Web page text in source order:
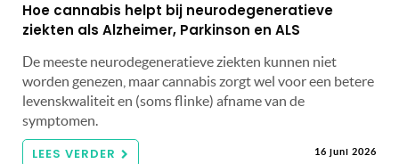
Hoe cannabis helpt bij neurodegeneratieve
ziekten als Alzheimer, Parkinson en ALS
De meeste neurodegeneratieve ziekten kunnen niet
worden genezen, maar cannabis zorgt wel voor een betere
levenskwaliteit en (soms flinke) afname van de
symptomen.
LEES VERDER 16 juni 2026